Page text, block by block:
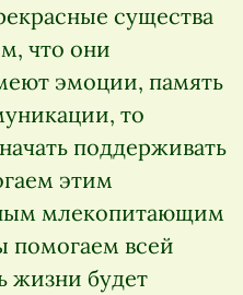
существа
что они
эмоции, память
то
поддерживать
этим
млекопитающим
помогаем всей
жизни будет